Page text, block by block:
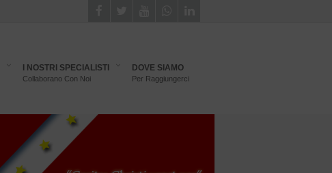
I NOSTRI SPECIALISTI
Collaborano Con Noi
DOVE SIAMO
Per Raggiungerci